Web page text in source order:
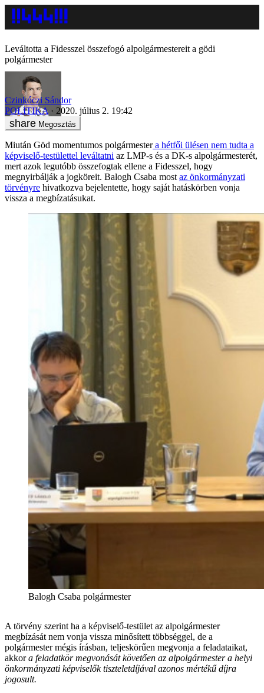
Leváltotta a Fidesszel összefogó alpolgármestereit a gödi
polgármester
Czinkóczi Sándor
POLITIKA
2020. július 2. 19:42
Megosztás
Miután Göd momentumos polgármestera hétfői ülésen nem tudta a
képviselő-testülettel leváltatni az LMP-s és a DK-s alpolgármesterét,
mert azok legutóbb összefogtak ellene a Fidesszel, hogy
megnyirbálják a jogköreit. Balogh Csaba most az önkormányzati
törvényre hivatkozva bejelentette, hogy saját hatáskörben vonja
vissza a megbízatásukat.
Balogh Csaba polgármester
A törvény szerint ha a képviselő-testület az alpolgármester
megbízását nem vonja vissza minősített többséggel, de a
polgármester mégis írásban, teljeskörűen megvonja a feladataikat,
akkora feladatkör megvonását követően az alpolgármester a helyi
önkormányzati képviselők tiszteletdíjával azonos mértékű díjra
jogosult.